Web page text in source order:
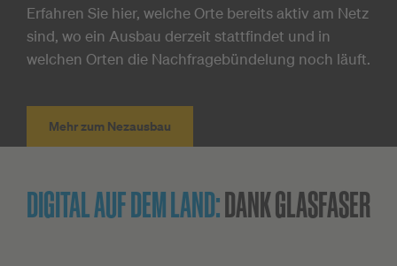
Erfahren Sie hier, welche Orte bereits aktiv am Netz
sind, wo ein Ausbau derzeit stattfindet und in
welchen Orten die Nachfragebündelung noch läuft.
Mehr zum Nezausbau
DIGITAL AUF DEM LAND:DANK GLASFASER